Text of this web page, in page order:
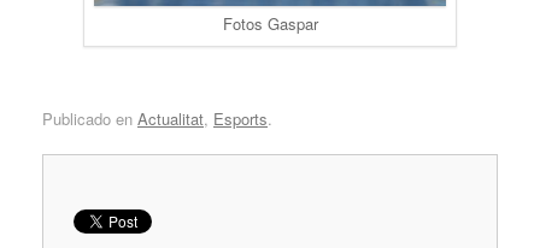
Fotos Gaspar
Publicado en Actualitat, Esports.